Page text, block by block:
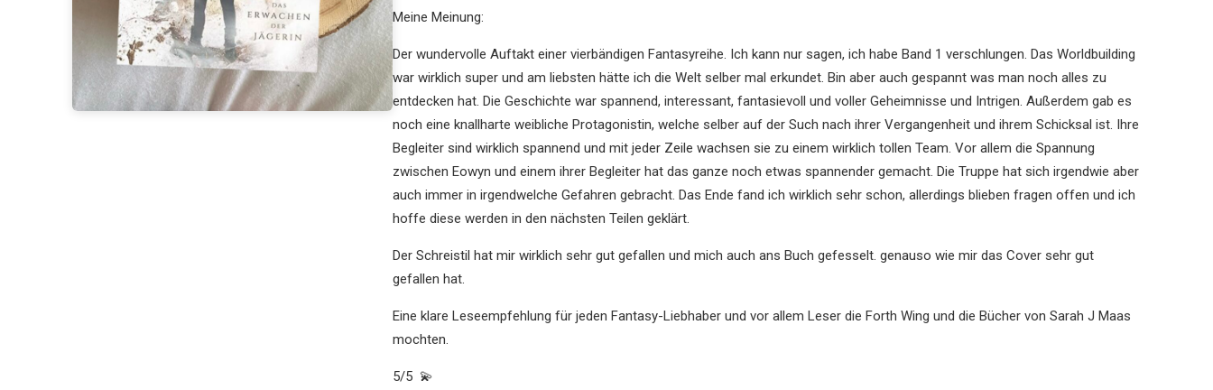
Meine Meinung:
Der wundervolle Auftakt einer vierbändigen Fantasyreihe. Ich kann nur sagen, ich habe Band 1 verschlungen. Das Worldbuilding
war wirklich super und am liebsten hätte ich die Welt selber mal erkundet. Bin aber auch gespannt was man noch alles zu
entdecken hat. Die Geschichte war spannend, interessant, fantasievoll und voller Geheimnisse und Intrigen. Außerdem gab es
noch eine knallharte weibliche Protagonistin, welche selber auf der Such nach ihrer Vergangenheit und ihrem Schicksal ist. Ihre
Begleiter sind wirklich spannend und mit jeder Zeile wachsen sie zu einem wirklich tollen Team. Vor allem die Spannung
zwischen Eowyn und einem ihrer Begleiter hat das ganze noch etwas spannender gemacht. Die Truppe hat sich irgendwie aber
auch immer in irgendwelche Gefahren gebracht. Das Ende fand ich wirklich sehr schon, allerdings blieben fragen offen und ich
hoffe diese werden in den nächsten Teilen geklärt.
Der Schreistil hat mir wirklich sehr gut gefallen und mich auch ans Buch gefesselt. genauso wie mir das Cover sehr gut
gefallen hat.
Eine klare Leseempfehlung für jeden Fantasy-Liebhaber und vor allem Leser die Forth Wing und die Bücher von Sarah J Maas
mochten.
5/5 💫